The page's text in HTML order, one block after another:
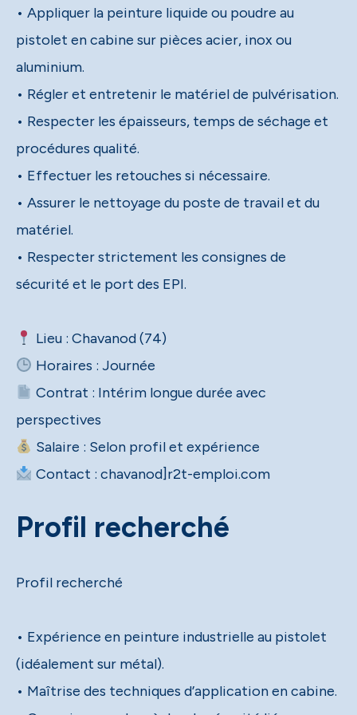
• Appliquer la peinture liquide ou poudre au
pistolet en cabine sur pièces acier, inox ou
aluminium.
• Régler et entretenir le matériel de pulvérisation.
• Respecter les épaisseurs, temps de séchage et
procédures qualité.
• Effectuer les retouches si nécessaire.
• Assurer le nettoyage du poste de travail et du
matériel.
• Respecter strictement les consignes de
sécurité et le port des EPI.
Contrat : Intérim longue durée avec
Contact : chavanod]r2t-emploi.com
Profil recherché
Profil recherché
• Expérience en peinture industrielle au pistolet
(idéalement sur métal).
• Maîtrise des techniques d’application en cabine.